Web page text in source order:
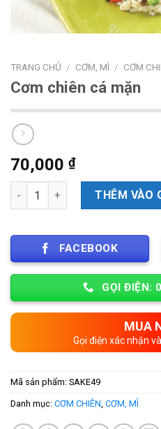
TRANG CHỦ / CƠM, MÌ / CƠM
Cơm chiên cá mặn
70,000 ₫
Số lượng THÊM VÀO
FACEBOOK
GỌI ĐIỆN:
MUA
Gọi điện xác nhận
Mã sản phẩm: SAKE49
Danh mục: CƠM CHIÊN, CƠM, MÌ